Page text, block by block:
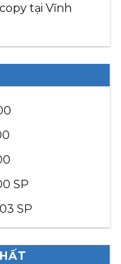
tại Vĩnh
SP
SP